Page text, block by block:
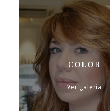
COLOR
Ver galería